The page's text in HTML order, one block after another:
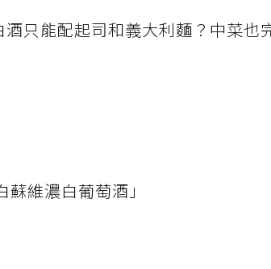
只能配起司和義大利麵？中菜也
維濃白葡萄酒」